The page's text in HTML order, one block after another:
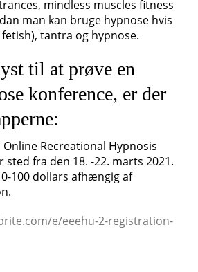
mindless muscles fitness
man kan bruge hypnose hvis
tantra og hypnose.
til at prøve en
konference, er der
Online Recreational Hypnosis
sted fra den 18. -22. marts 2021.
100 dollars afhængig af
e/eeehu-2-registration-